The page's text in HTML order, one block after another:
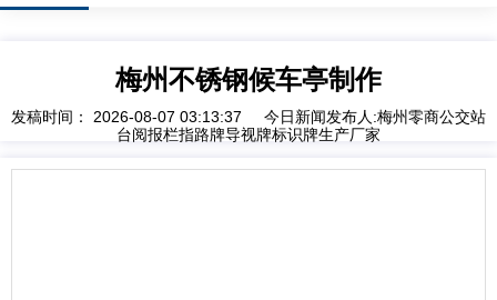
梅州不锈钢候车亭制作
发稿时间： 2026-08-07 03:13:37 今日新闻发布人:梅州零商公交站
台阅报栏指路牌导视牌标识牌生产厂家